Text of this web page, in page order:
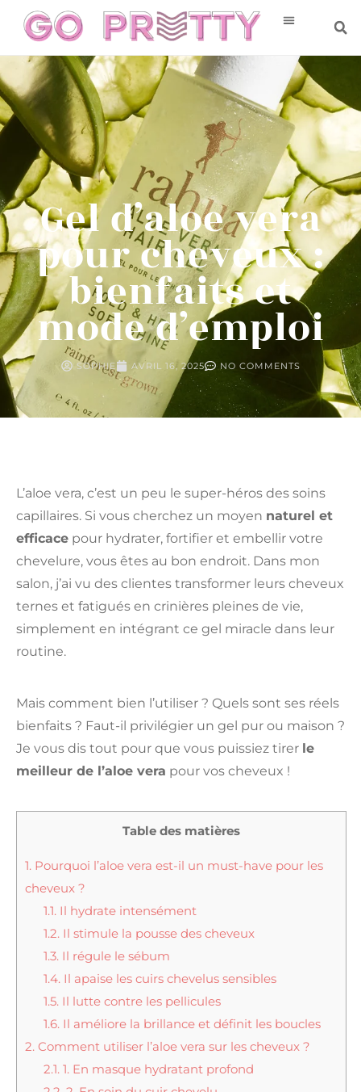
Gel d’aloe vera
pour cheveux :
bienfaits et
mode d’emploi
SOPHIE AVRIL 16, 2025 NO COMMENTS
L’aloe vera, c’est un peu le super-héros des soins
capillaires. Si vous cherchez un moyen naturel et
efficace pour hydrater, fortifier et embellir votre
chevelure, vous êtes au bon endroit. Dans mon
salon, j’ai vu des clientes transformer leurs cheveux
ternes et fatigués en crinières pleines de vie,
simplement en intégrant ce gel miracle dans leur
routine.
Mais comment bien l’utiliser ? Quels sont ses réels
bienfaits ? Faut-il privilégier un gel pur ou maison ?
Je vous dis tout pour que vous puissiez tirer le
meilleur de l’aloe vera pour vos cheveux !
Table des matières
1. Pourquoi l’aloe vera est-il un must-have pour les
cheveux ?
1.1.Il hydrate intensément
1.2.Il stimule la pousse des cheveux
1.3.Il régule le sébum
1.4.Il apaise les cuirs chevelus sensibles
1.5.Il lutte contre les pellicules
1.6.Il améliore la brillance et définit les boucles
2. Comment utiliser l’aloe vera sur les cheveux ?
2.1.1. En masque hydratant profond